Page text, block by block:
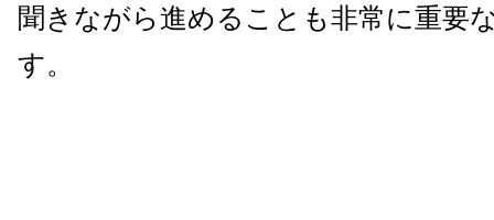
聞きながら進めることも非常に重要
す。